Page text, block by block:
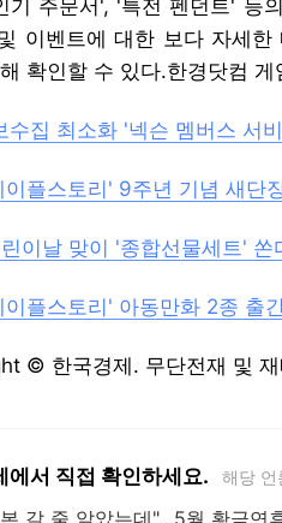
기 주문서', '특전 펜던트' 등
이벤트에 대한 보다 자세
확인할 수 있다.한경닷컴
수집 최소화 '넥슨 멤버스 서
이플스토리' 9주년 기념 새단
이날 맞이 '종합선물세트' 쏜
이플스토리' 아동만화 2종 출
© 한국경제. 무단전재 및
에서 직접 확인하세요. 해당 언